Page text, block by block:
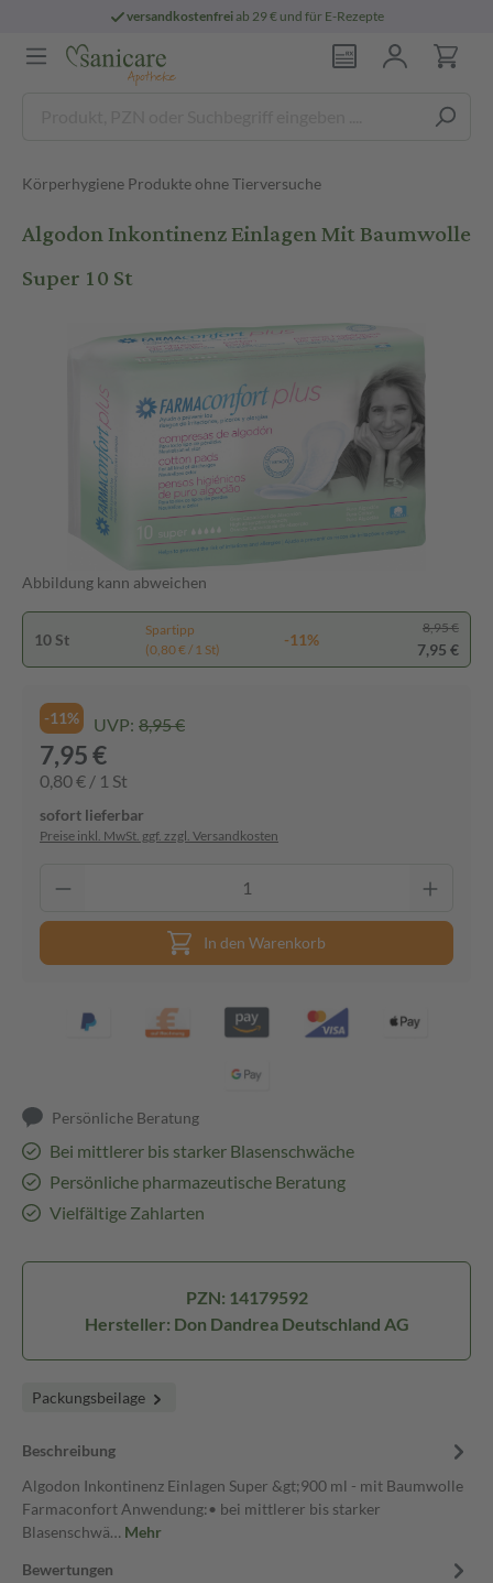
versandkostenfreiab 29 € und für E-Rezepte
Körperhygiene Produkte ohne Tierversuche
Algodon Inkontinenz Einlagen Mit Baumwolle
Super 10 St
Abbildung kann abweichen
10 St
Spartipp
(0,80 € / 1 St)
-11%
8,95 €
7,95 €
-11% UVP: 8,95 €
7,95 €
0,80 € / 1 St
sofort lieferbar
Preise inkl. MwSt. ggf. zzgl. Versandkosten
In den Warenkorb
Persönliche Beratung
Bei mittlerer bis starker Blasenschwäche
Persönliche pharmazeutische Beratung
Vielfältige Zahlarten
PZN: 14179592
Hersteller: Don Dandrea Deutschland AG
Packungsbeilage
Beschreibung
Algodon Inkontinenz Einlagen Super &gt;900 ml - mit Baumwolle
Farmaconfort Anwendung:• bei mittlerer bis starker
Blasenschwä… Mehr
Bewertungen